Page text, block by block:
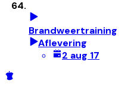
Brandweertraining
Aflevering
2 aug 17